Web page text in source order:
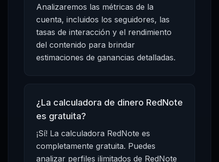
Analizaremos las métricas de la
cuenta, incluidos los seguidores, las
tasas de interacción y el rendimiento
del contenido para brindar
estimaciones de ganancias detalladas.
¿La calculadora de dinero RedNote
es gratuita?
¡Sí! La calculadora RedNote es
completamente gratuita. Puedes
analizar perfiles ilimitados de RedNote